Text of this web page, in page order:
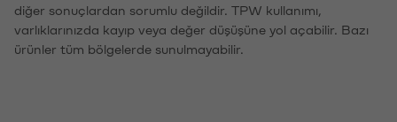
diğer sonuçlardan sorumlu değildir. TPW kullanımı,
varlıklarınızda kayıp veya değer düşüşüne yol açabilir. Bazı
ürünler tüm bölgelerde sunulmayabilir.